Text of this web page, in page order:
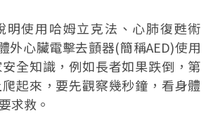
明使用哈姆立克法、心肺復甦術
外心臟電擊去顫器(簡稱AED)使用
全知識，例如長者如果跌倒，第
起來，要先觀察幾秒鐘，看身體
求救。